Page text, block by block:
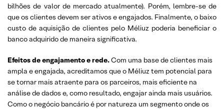
bilhões de valor de mercado atualmente). Porém, lembre-se de
que os clientes devem ser ativos e engajados. Finalmente, o baixo
custo de aquisição de clientes pelo Méliuz poderia beneficiar o
banco adquirido de maneira significativa.
Efeitos de engajamento e rede.Com uma base de clientes mais
ampla e engajada, acreditamos que o Méliuz tem potencial para
se tornar mais atraente para os parceiros, mais eficiente na
análise de dados e, como resultado, engajar ainda mais usuários.
Como o negócio bancário é por natureza um segmento onde os